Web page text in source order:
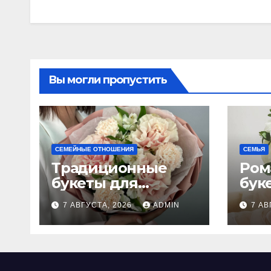
Вы могли пропустить
СЕМЕЙНЫЕ ОТНОШЕНИЯ
Традиционные
букеты для
женщин
7 АВГУСТА, 2026 ADMIN
СЕМЬЯ
7